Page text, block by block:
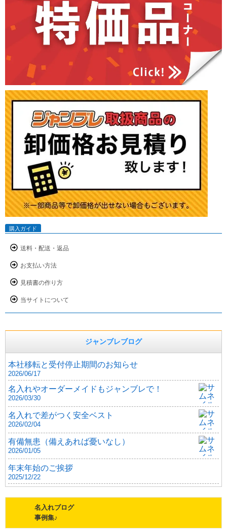
購入ガイド
送料・配送・返品
お支払い方法
見積書の作り方
当サイトについて
ジャンブレブログ
本社移転と受付停止期間のお知らせ
2026/06/17
名入れやオーダーメイドもジャンブレで！
2026/03/30
名入れで差がつく安全ベスト
2026/02/04
有備無患（備えあれば憂いなし）
2026/01/05
年末年始のご挨拶
2025/12/22
名入れブログ
事例集♪